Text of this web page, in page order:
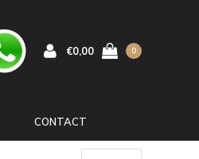
€0,00 0
CONTACT